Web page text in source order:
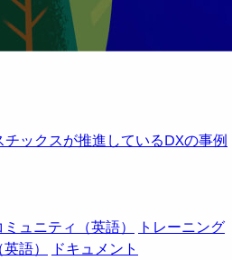
ックスが推進しているDXの事例
ミュニティ（英語）
トレーニング
語）
ドキュメント